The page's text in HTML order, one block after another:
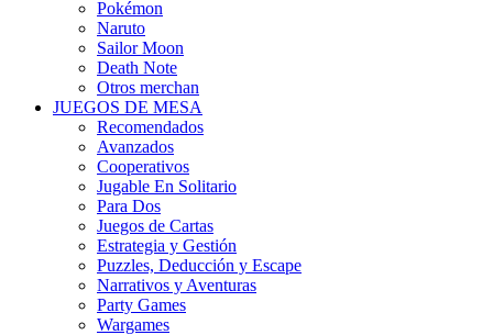
Pokémon
Naruto
Sailor Moon
Death Note
Otros merchan
JUEGOS DE MESA
Recomendados
Avanzados
Cooperativos
Jugable En Solitario
Para Dos
Juegos de Cartas
Estrategia y Gestión
Puzzles, Deducción y Escape
Narrativos y Aventuras
Party Games
Wargames